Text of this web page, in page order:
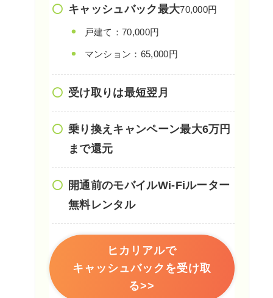
キャッシュバック最大70,000円
戸建て：70,000円
マンション：65,000円
受け取りは最短翌月
乗り換えキャンペーン最大6万円
まで還元
開通前のモバイルWi-Fiルーター
無料レンタル
ヒカリアルで
キャッシュバックを受け取
る>>